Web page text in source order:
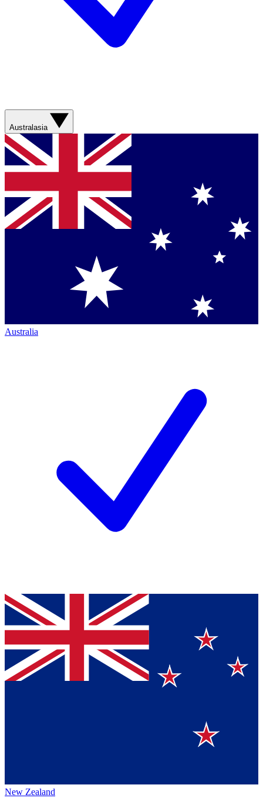
Australasia
Australia
New Zealand